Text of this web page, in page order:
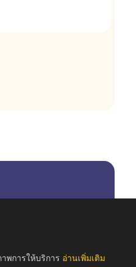
พการให้บริการ อ่านเพิ่มเติม